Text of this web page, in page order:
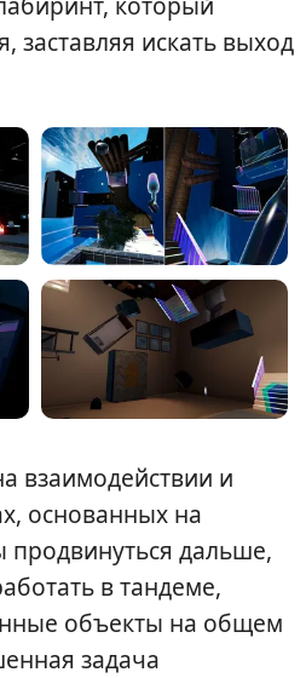
заставляя искать выход
взаимодействии и
основанных на
продвинуться дальше,
в тандеме,
объекты на общем
задача